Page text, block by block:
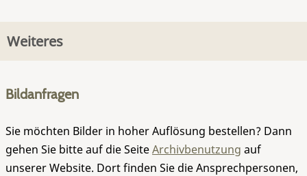
Weiteres
Bildanfragen
Sie möchten Bilder in hoher Auflösung bestellen? Dann
gehen Sie bitte auf die SeiteArchivbenutzung auf
unserer Website. Dort finden Sie die Ansprechpersonen,